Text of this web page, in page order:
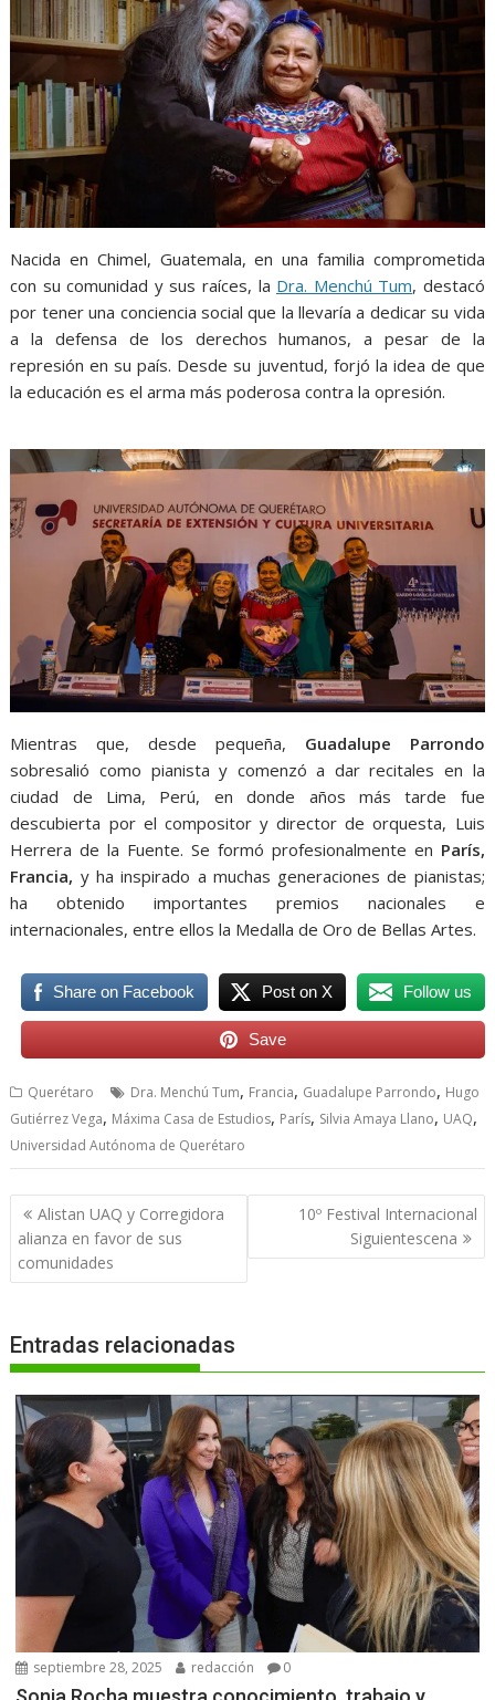
Nacida en Chimel, Guatemala, en una familia comprometida
con su comunidad y sus raíces, la Dra. Menchú Tum, destacó
por tener una conciencia social que la llevaría a dedicar su vida
a la defensa de los derechos humanos, a pesar de la
represión en su país. Desde su juventud, forjó la idea de que
la educación es el arma más poderosa contra la opresión.
Mientras que, desde pequeña, Guadalupe Parrondo
sobresalió como pianista y comenzó a dar recitales en la
ciudad de Lima, Perú, en donde años más tarde fue
descubierta por el compositor y director de orquesta, Luis
Herrera de la Fuente. Se formó profesionalmente en París,
Francia, y ha inspirado a muchas generaciones de pianistas;
ha obtenido importantes premios nacionales e
internacionales, entre ellos la Medalla de Oro de Bellas Artes.
Share on Facebook Post on X Follow us
Save
Querétaro Dra. Menchú Tum, Francia, Guadalupe Parrondo, Hugo
Gutiérrez Vega, Máxima Casa de Estudios, París, Silvia Amaya Llano, UAQ,
Universidad Autónoma de Querétaro
Navegación
de
entradas
Alistan UAQ y Corregidora
alianza en favor de sus
comunidades
10º Festival Internacional
Siguientescena
Entradas relacionadas
septiembre 28, 2025 redacción 0